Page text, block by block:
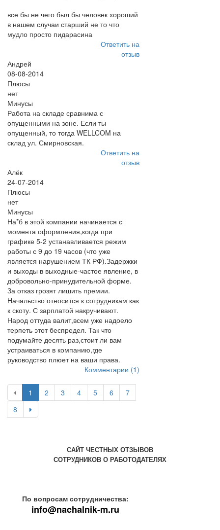
все бы не чего был бы человек хороший
в нашем случаи старший не то что
мудло просто пидарасина
Ответить на
отзыв
Андрей
08-08-2014
Плюсы
нет
Минусы
Работа на складе сравнима с
опущенными на зоне. Если ты
опущенный, то тогда WELLCOM на
склад ул. Смирновская.
Ответить на
отзыв
Алёк
24-07-2014
Плюсы
нет
Минусы
На*б в этой компании начинается с
момента оформления,когда при
графике 5-2 устанавливается режим
работы с 9 до 19 часов (что уже
является нарушением ТК РФ).Задержки
и выходы в выходные-частое явление, в
добровольно-принудительной форме.
За отказ грозят лишить премии.
Начальство относится к сотрудникам как
к скоту. С зарплатой накручивают.
Народ оттуда валит,всем уже надоело
терпеть этот беспредел. Так что
подумайте десять раз,стоит ли вам
устраиваться в компанию,где
руководство плюет на ваши права.
Комментарии (1)
1 2 3 4 5 6
7
8
САЙТ ЧЕСТНЫХ ОТЗЫВОВ
СОТРУДНИКОВ О РАБОТОДАТЕЛЯХ
По вопросам сотрудничества:
info@nachalnik-m.ru